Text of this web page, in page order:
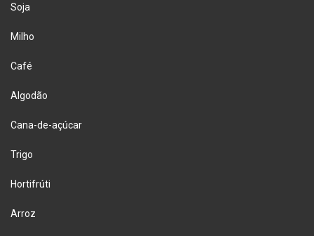
Soja
Milho
Café
Algodão
Cana-de-açúcar
Trigo
Hortifrúti
Arroz